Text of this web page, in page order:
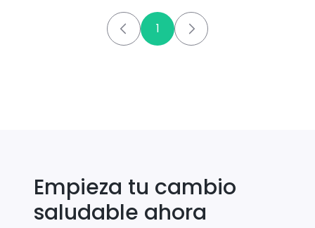
1
Empieza tu cambio
saludable ahora